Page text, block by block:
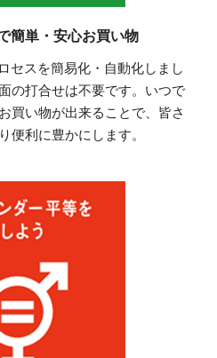
簡単・安心お買い物
セスを簡易化・自動化しまし
の打合せは不要です。いつで
買い物が出来ることで、皆さ
便利に豊かにします。